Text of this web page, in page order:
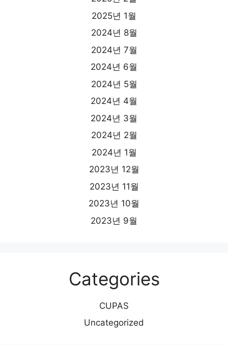
2025년 1월
2024년 8월
2024년 7월
2024년 6월
2024년 5월
2024년 4월
2024년 3월
2024년 2월
2024년 1월
2023년 12월
2023년 11월
2023년 10월
2023년 9월
Categories
CUPAS
Uncategorized